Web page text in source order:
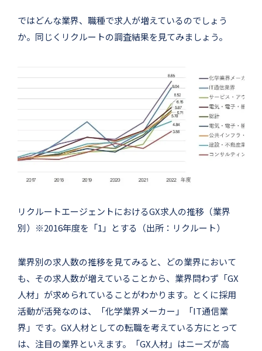
ではどんな業界、職種で求人が増えているのでしょう
か。同じくリクルートの調査結果を見てみましょう。
リクルートエージェントにおけるGX求人の推移（業界
別）※2016年度を「1」とする（出所：リクルート）
業界別の求人数の推移を見てみると、どの業界において
も、その求人数が増えていることから、業界問わず「GX
人材」が求められていることがわかります。とくに採用
活動が活発なのは、「化学業界メーカー」「IT通信業
界」です。GX人材としての転職を考えている方にとって
は、注目の業界といえます。「GX人材」はニーズが高